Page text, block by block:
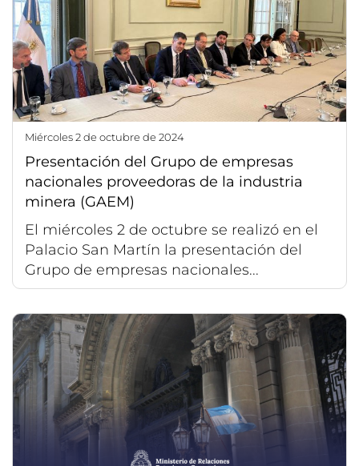
miércoles 2 de octubre de 2024
Presentación del Grupo de empresas
nacionales proveedoras de la industria
minera (GAEM)
El miércoles 2 de octubre se realizó en el
Palacio San Martín la presentación del
Grupo de empresas nacionales...